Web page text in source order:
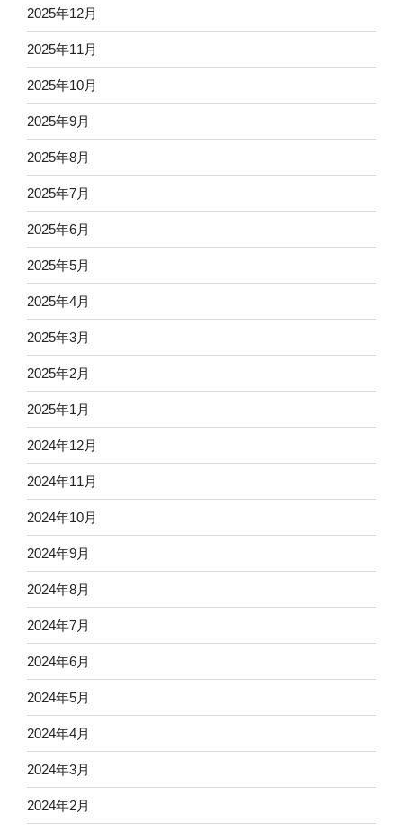
2025年12月
2025年11月
2025年10月
2025年9月
2025年8月
2025年7月
2025年6月
2025年5月
2025年4月
2025年3月
2025年2月
2025年1月
2024年12月
2024年11月
2024年10月
2024年9月
2024年8月
2024年7月
2024年6月
2024年5月
2024年4月
2024年3月
2024年2月